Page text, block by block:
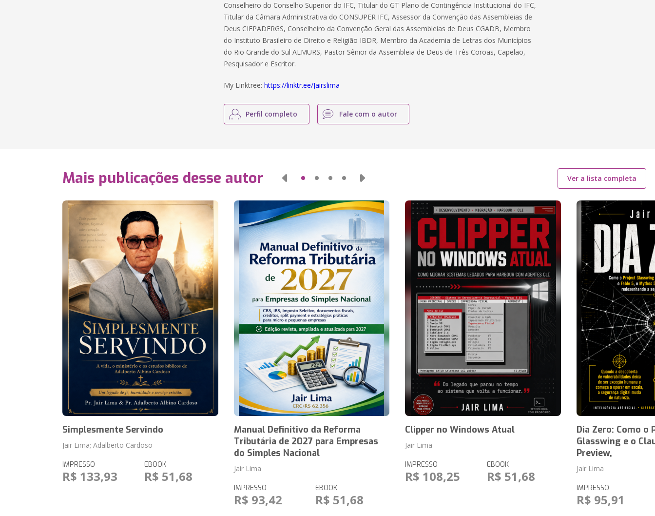
Conselheiro do Conselho Superior do IFC, Titular do GT Plano de Contingência Institucional do IFC,
Titular da Câmara Administrativa do CONSUPER IFC, Assessor da Convenção das Assembleias de
Deus CIEPADERGS, Conselheiro da Convenção Geral das Assembleias de Deus CGADB, Membro
do Instituto Brasileiro de Direito e Religião IBDR, Membro da Academia de Letras dos Municípios
do Rio Grande do Sul ALMURS, Pastor Sênior da Assembleia de Deus de Três Coroas, Capelão,
Pesquisador e Escritor.
My Linktree:https://linktr.ee/Jairslima
Perfil completo Fale com o autor
Mais publicações desse autor Ver a lista completa
Simplesmente Servindo
Jair Lima; Adalberto Cardoso
IMPRESSO
R$ 133,93
EBOOK
R$ 51,68
Manual Definitivo da Reforma
Tributária de 2027 para Empresas
do Simples Nacional
Jair Lima
IMPRESSO
R$ 93,42
EBOOK
R$ 51,68
Clipper no Windows Atual
Jair Lima
IMPRESSO
R$ 108,25
EBOOK
R$ 51,68
Dia Zero: Como o
Glasswing e o
Preview,
Jair Lima
IMPRESSO
R$ 95,91